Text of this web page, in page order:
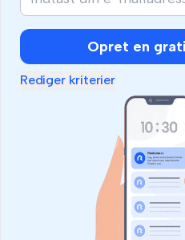
Opret en
Rediger kriterier